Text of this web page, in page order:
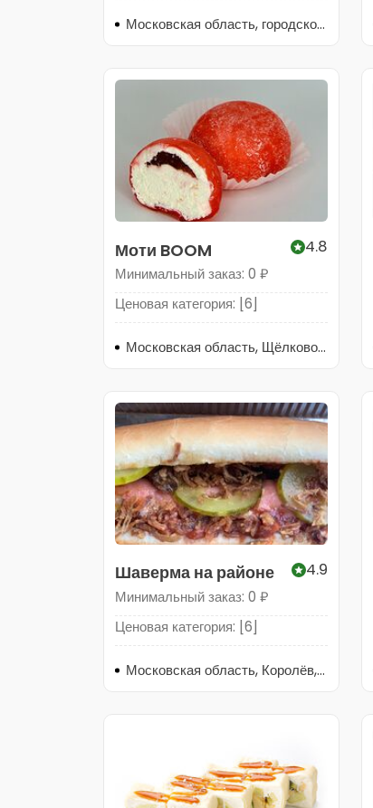
Московская область, городской округ Щёлково, деревня Долгое Лёдово, Центральная улица, 23Ас1
Моти BOOM 4.8
Минимальный заказ: 0 ₽
Ценовая категория: [6]
Московская область, Щёлково, микрорайон Потаповский, 1к1
Шаверма на районе 4.9
Минимальный заказ: 0 ₽
Ценовая категория: [6]
Московская область, Королёв, улица Марины Цветаевой, 3А